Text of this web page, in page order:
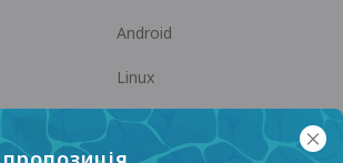
Android
Linux
Android TV